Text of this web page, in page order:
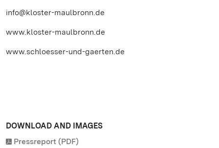
info@kloster-maulbronn.de
www.kloster-maulbronn.de
www.schloesser-und-gaerten.de
DOWNLOAD AND IMAGES
Pressreport (PDF)